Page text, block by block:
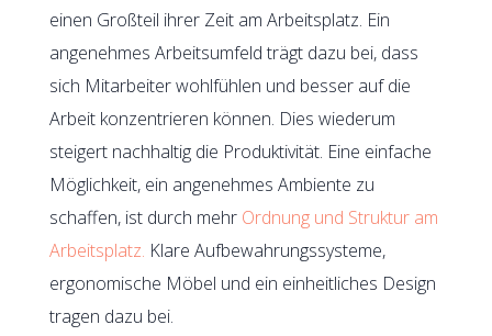
einen Großteil ihrer Zeit am Arbeitsplatz. Ein
angenehmes Arbeitsumfeld trägt dazu bei, dass
sich Mitarbeiter wohlfühlen und besser auf die
Arbeit konzentrieren können. Dies wiederum
steigert nachhaltig die Produktivität. Eine einfache
Möglichkeit, ein angenehmes Ambiente zu
schaffen, ist durch mehr Ordnung und Struktur am
Arbeitsplatz. Klare Aufbewahrungssysteme,
ergonomische Möbel und ein einheitliches Design
tragen dazu bei.